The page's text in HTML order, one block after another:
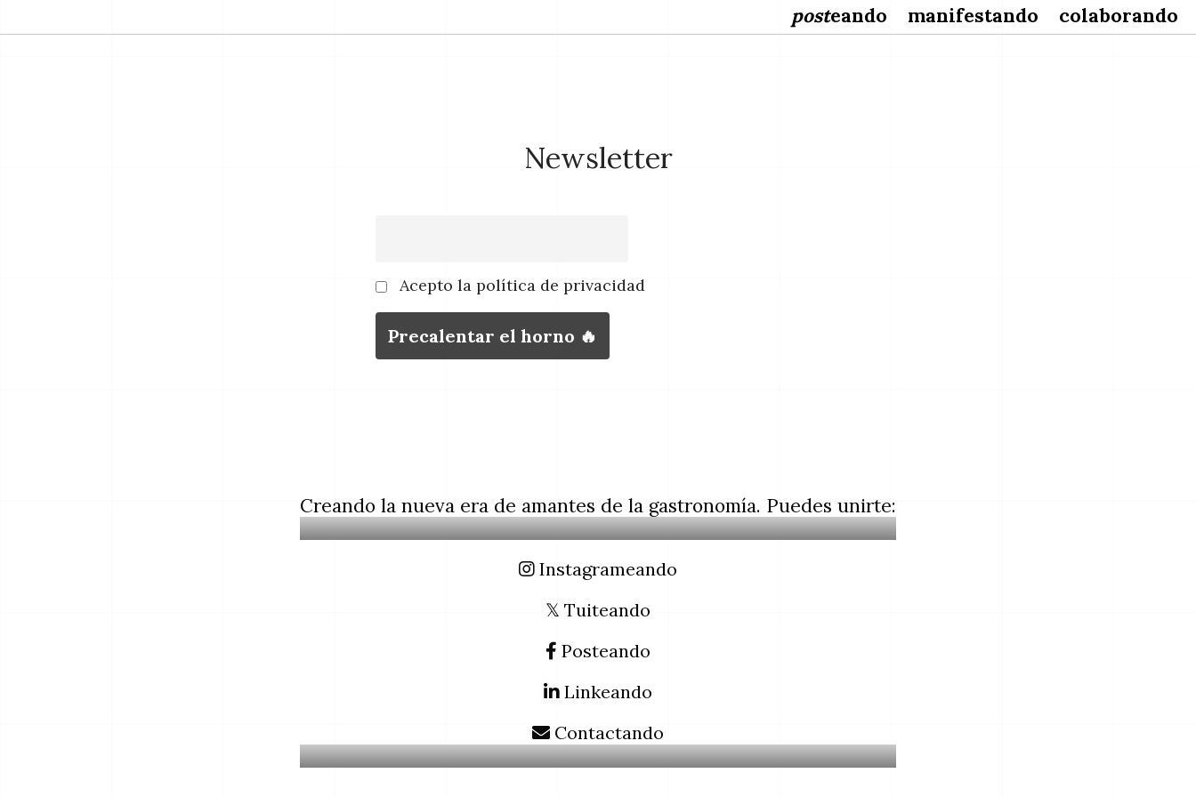
posteando manifestando colaborando
Newsletter
Acepto la política de privacidad
Creando la nueva era de amantes de la gastronomía. Puedes unirte:
Instagrameando
𝕏 Tuiteando
Posteando
Linkeando
Contactando